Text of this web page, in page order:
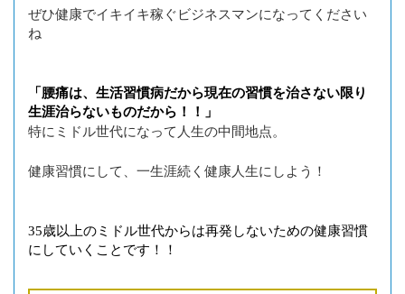
ぜひ健康でイキイキ稼ぐビジネスマンになってください
ね
「腰痛は、生活習慣病だから現在の習慣を治さない限り
生涯治らないものだから！！」
特にミドル世代になって人生の中間地点。
健康習慣にして、一生涯続く健康人生にしよう！
35歳以上のミドル世代からは再発しないための健康習慣
にしていくことです！！